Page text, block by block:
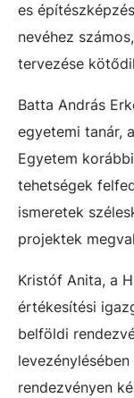
es
nevéhez
tervezése
Batta András
egyetemi tanár,
Egyetem
tehetségek
ismeretek
projektek
Kristóf Anita, a
értékesítési
belföldi
rendezvényen